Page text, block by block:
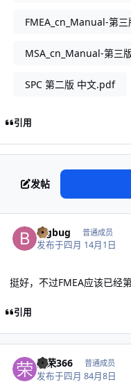
FMEA_cn_Manual-第
MSA_cn_Manual-第三
SPC 第二版 中文.pdf
引用
发帖
bigbug 普通成员
发布于四月 14月1日
挺好，不过FMEA应该已经
引用
荣荣366 普通成员
发布于四月 84月8日